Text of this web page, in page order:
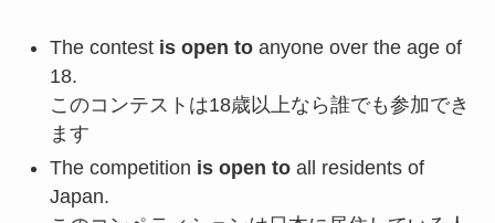
The contest is open toanyone over the age of
18.
このコンテストは18歳以上なら誰でも参加でき
ます
The competition is open toall residents of
Japan.